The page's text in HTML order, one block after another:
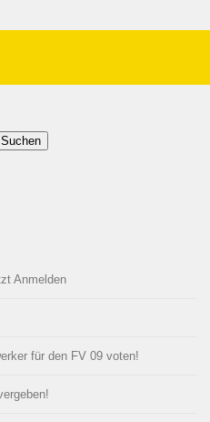
Suchen
Anmelden
für den FV 09 voten!